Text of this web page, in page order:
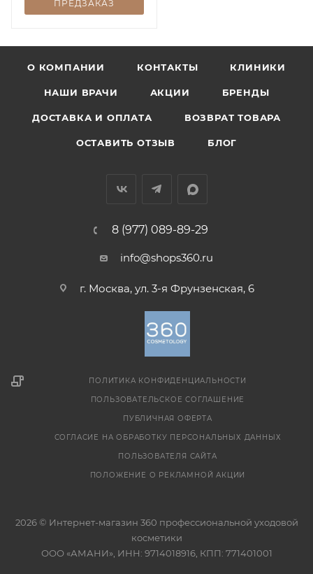
ПРЕДЗАКАЗ
О КОМПАНИИ КОНТАКТЫ КЛИНИКИ
НАШИ ВРАЧИ АКЦИИ БРЕНДЫ
ДОСТАВКА И ОПЛАТА ВОЗВРАТ ТОВАРА
ОСТАВИТЬ ОТЗЫВ БЛОГ
8 (977) 089-89-29
info@shops360.ru
г. Москва, ул. 3-я Фрунзенская, 6
ПОЛИТИКА КОНФИДЕНЦИАЛЬНОСТИ
ПОЛЬЗОВАТЕЛЬСКОЕ СОГЛАШЕНИЕ
ПУБЛИЧНАЯ ОФЕРТА
СОГЛАСИЕ НА ОБРАБОТКУ ПЕРСОНАЛЬНЫХ ДАННЫХ
ПОЛЬЗОВАТЕЛЯ САЙТА
ПОЛОЖЕНИЕ О РЕКЛАМНОЙ АКЦИИ
2026 © Интернет-магазин 360 профессиональной уходовой
косметики
ООО «АМАНИ», ИНН: 9714018916, КПП: 771401001